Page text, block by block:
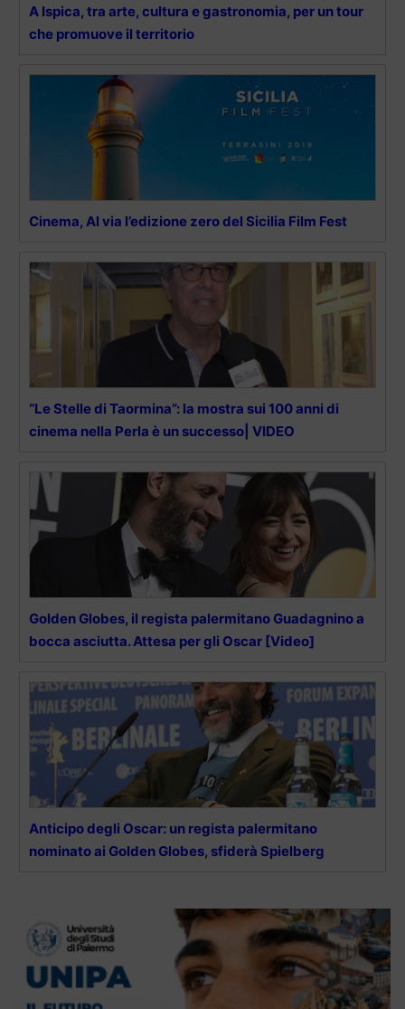
A Ispica, tra arte, cultura e gastronomia, per un tour
che promuove il territorio
Cinema, Al via l’edizione zero del Sicilia Film Fest
“Le Stelle di Taormina”: la mostra sui 100 anni di
cinema nella Perla è un successo| VIDEO
Golden Globes, il regista palermitano Guadagnino a
bocca asciutta. Attesa per gli Oscar [Video]
Anticipo degli Oscar: un regista palermitano
nominato ai Golden Globes, sfiderà Spielberg